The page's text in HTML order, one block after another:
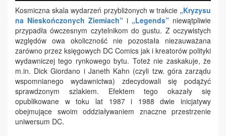
Kosmiczna skala wydarzeń przybliżonych w trakcie „Kryzysu
na Nieskończonych Ziemiach” i „Legends” niewątpliwie
przypadła ówczesnym czytelnikom do gustu. Z oczywistych
względów owa okoliczność nie pozostała niezauważana
zarówno przez księgowych DC Comics jak i kreatorów polityki
wydawniczej tego rynkowego bytu. Toteż nie zaskakuje, że
m.in. Dick Giordano i Janeth Kahn (czyli tzw. góra zarządu
wspomnianego wydawnictwa) zdecydowali się podążyć
sprawdzonym szlakiem. Efektem tego okazały się
opublikowane w toku lat 1987 i 1988 dwie inicjatywy
obejmujące swoim oddziaływaniem znaczne przestrzenie
uniwersum DC.